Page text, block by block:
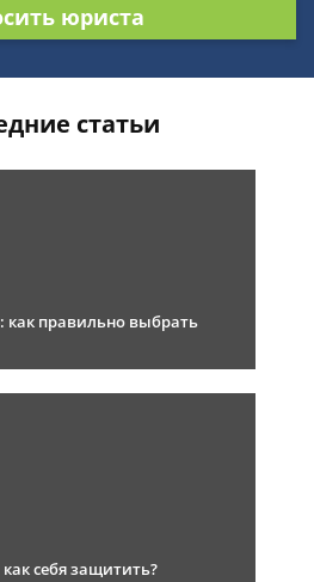
юриста
статьи
как правильно выбрать
себя защитить?